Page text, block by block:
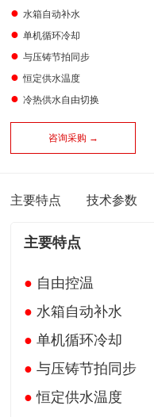
●水箱自动补水
●单机循环冷却
●与压铸节拍同步
●恒定供水温度
●冷热供水自由切换
咨询采购 →
主要特点 技术参数
主要特点
● 自由控温
●水箱自动补水
●单机循环冷却
●与压铸节拍同步
●恒定供水温度